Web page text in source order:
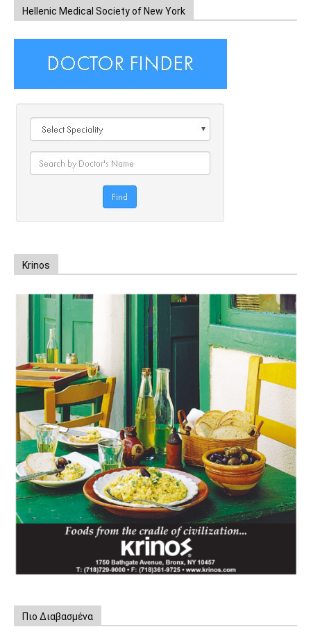
Hellenic Medical Society of New York
Krinos
Πιο Διαβασμένα